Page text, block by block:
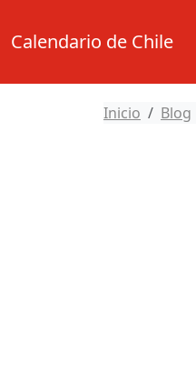
Calendario de Chile
Inicio Blog